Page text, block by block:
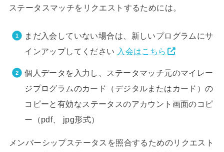
ステータスマッチをリクエストするためには。
まだ入会していない場合は、新しいプログラムにサ
インアップしてください 入会はこちら
個人データを入力し、ステータマッチ元のマイレー
ジプログラムのカード（デジタルまたはカード）の
コピーと有効なステータスのアカウント画面のコピ
ー（pdf、 jpg形式）
メンバーシップステータスを照合するためのリクエスト